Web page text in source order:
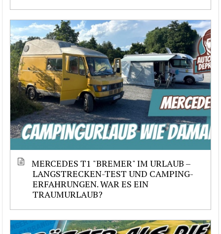
MERCEDES T1 "BREMER" IM URLAUB –
LANGSTRECKEN-TEST UND CAMPING-
ERFAHRUNGEN. WAR ES EIN
TRAUMURLAUB?